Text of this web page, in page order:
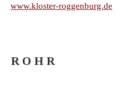
www.kloster-roggenburg.de
R O H R